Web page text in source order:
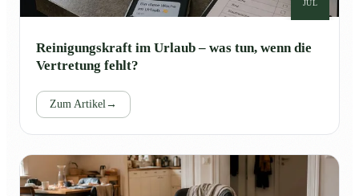
JUL
Reinigungskraft im Urlaub – was tun, wenn die
Vertretung fehlt?
Zum Artikel→